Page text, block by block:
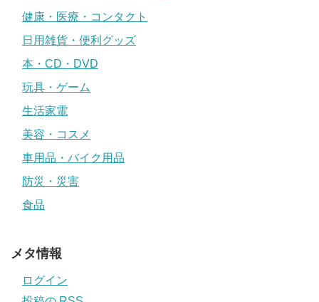
健康・医療・コンタクト
日用雑貨・便利グッズ
本・CD・DVD
玩具・ゲーム
生活家電
美容・コスメ
車用品・バイク用品
防災・災害
食品
メタ情報
ログイン